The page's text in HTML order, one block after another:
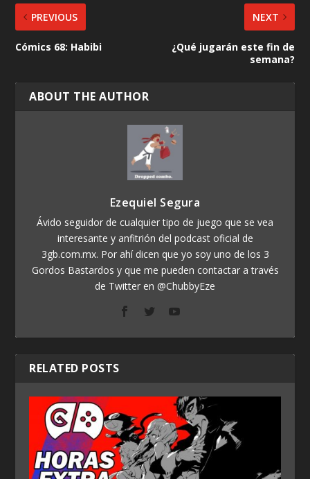
PREVIOUS
Cómics 68: Habibi
NEXT
¿Qué jugarán este fin de
semana?
ABOUT THE AUTHOR
Ezequiel Segura
Ávido seguidor de cualquier tipo de juego que se vea
interesante y anfitrión del podcast oficial de
3gb.com.mx. Por ahí dicen que yo soy uno de los 3
Gordos Bastardos y que me pueden contactar a través
de Twitter en @ChubbyEze
RELATED POSTS